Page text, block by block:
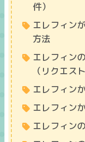
件）
エレフィン
方法
エレフィン
（リクエス
エレフィン
エレフィン
エレフィン